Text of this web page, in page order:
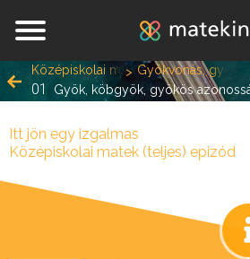
Középiskolai matek (teljes)
Gyökvonás,
Gyök, köbgyök, gyökös
01
Itt jön egy izgalmas
Középiskolai matek (teljes) epizód